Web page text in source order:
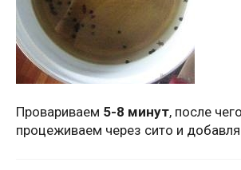
Провариваем 5-8 минут, после
процеживаем через сито и